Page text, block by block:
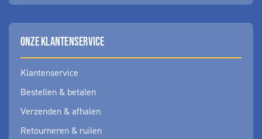
ONZE KLANTENSERVICE
Klantenservice
Bestellen & betalen
Verzenden & afhalen
Retourneren & ruilen